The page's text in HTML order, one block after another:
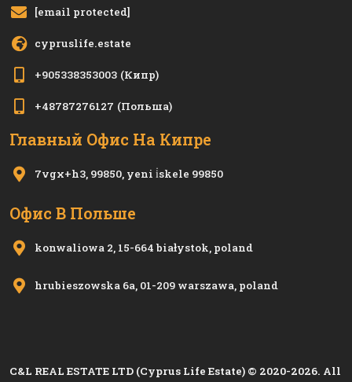
[email protected]
cypruslife.estate
+905338353003 (Кипр)
+48787276127 (Польша)
Главный Офис На Кипре
7vgx+h3, 99850, yeni i̇skele 99850
Офис В Польше
konwaliowa 2, 15-664 białystok, poland
hrubieszowska 6a, 01-209 warszawa, poland
C&L REAL ESTATE LTD (Cyprus Life Estate) © 2020-2026. All